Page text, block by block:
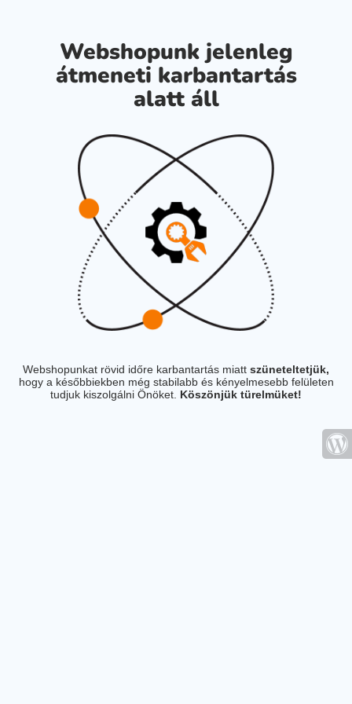
Webshopunk jelenleg
átmeneti karbantartás
alatt áll
Webshopunkat rövid időre karbantartás miatt szüneteltetjük,
hogy a későbbiekben még stabilabb és kényelmesebb felületen
tudjuk kiszolgálni Önöket. Köszönjük türelmüket!